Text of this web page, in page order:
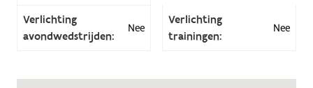
Verlichting
avondwedstrijden:
Nee
Verlichting
trainingen:
Nee